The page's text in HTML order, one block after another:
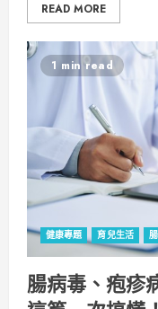
READ MORE
1 min read
健康專題 育兒生活
腸病毒、疱疹